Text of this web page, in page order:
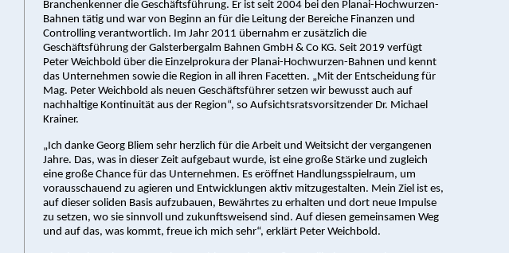
Branchenkenner die Geschäftsführung. Er ist seit 2004 bei den Planai-Hochwurzen-
Bahnen tätig und war von Beginn an für die Leitung der Bereiche Finanzen und
Controlling verantwortlich. Im Jahr 2011 übernahm er zusätzlich die
Geschäftsführung der Galsterbergalm Bahnen GmbH & Co KG. Seit 2019 verfügt
Peter Weichbold über die Einzelprokura der Planai-Hochwurzen-Bahnen und kennt
das Unternehmen sowie die Region in all ihren Facetten. „Mit der Entscheidung für
Mag. Peter Weichbold als neuen Geschäftsführer setzen wir bewusst auch auf
nachhaltige Kontinuität aus der Region“, so Aufsichtsratsvorsitzender Dr. Michael
Krainer.
„Ich danke Georg Bliem sehr herzlich für die Arbeit und Weitsicht der vergangenen
Jahre. Das, was in dieser Zeit aufgebaut wurde, ist eine große Stärke und zugleich
eine große Chance für das Unternehmen. Es eröffnet Handlungsspielraum, um
vorausschauend zu agieren und Entwicklungen aktiv mitzugestalten. Mein Ziel ist es,
auf dieser soliden Basis aufzubauen, Bewährtes zu erhalten und dort neue Impulse
zu setzen, wo sie sinnvoll und zukunftsweisend sind. Auf diesen gemeinsamen Weg
und auf das, was kommt, freue ich mich sehr“, erklärt Peter Weichbold.